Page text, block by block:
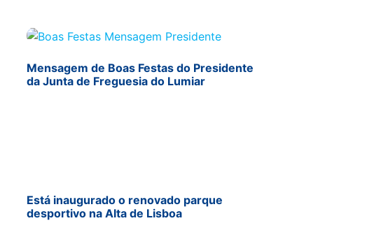
Mensagem de Boas Festas do Presidente
da Junta de Freguesia do Lumiar
Está inaugurado o renovado parque
desportivo na Alta de Lisboa